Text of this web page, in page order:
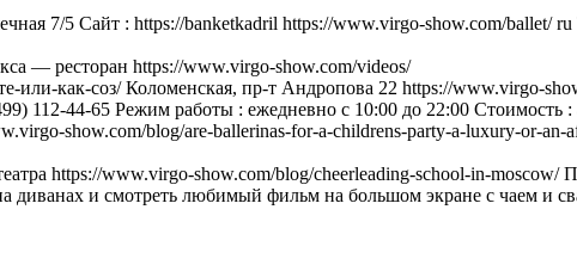
7/5 Сайт : https://banketkadril https://www.virgo-show.com/ballet/
— ресторан https://www.virgo-show.com/videos/
или-как-соз/ Коломенская, пр-т Андропова 22 https://www.virgo-
112-44-65 Режим работы : ежедневно с 10:00 до 22:00 Стоимость
show.com/blog/are-ballerinas-for-a-childrens-party-a-luxury-or-an-
https://www.virgo-show.com/blog/cheerleading-school-in-moscow/
диванах и смотреть любимый фильм на большом экране с чаем и